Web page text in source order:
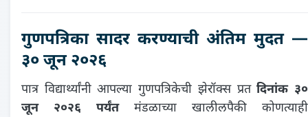
गुणपत्रिका सादर करण्याची अंतिम मुदत —
३० जून २०२६
पात्र विद्यार्थ्यांनी आपल्या गुणपत्रिकेची झेरॉक्स प्रतदिनांक ३०
जून २०२६ पर्यंतमंडळाच्या खालीलपैकी कोणत्याही